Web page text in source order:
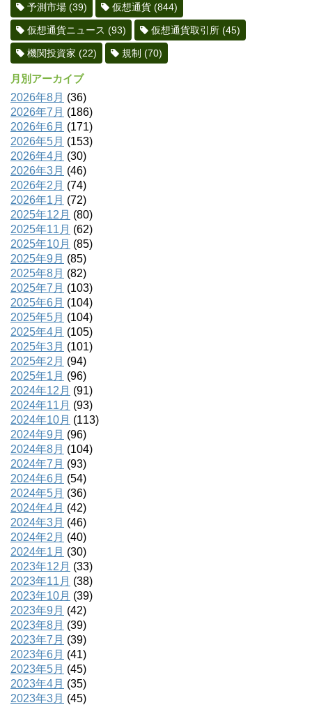
予測市場 (39) 仮想通貨 (844)
仮想通貨ニュース (93) 仮想通貨取引所 (45)
機関投資家 (22) 規制 (70)
月別アーカイブ
2026年8月 (36)
2026年7月 (186)
2026年6月 (171)
2026年5月 (153)
2026年4月 (30)
2026年3月 (46)
2026年2月 (74)
2026年1月 (72)
2025年12月 (80)
2025年11月 (62)
2025年10月 (85)
2025年9月 (85)
2025年8月 (82)
2025年7月 (103)
2025年6月 (104)
2025年5月 (104)
2025年4月 (105)
2025年3月 (101)
2025年2月 (94)
2025年1月 (96)
2024年12月 (91)
2024年11月 (93)
2024年10月 (113)
2024年9月 (96)
2024年8月 (104)
2024年7月 (93)
2024年6月 (54)
2024年5月 (36)
2024年4月 (42)
2024年3月 (46)
2024年2月 (40)
2024年1月 (30)
2023年12月 (33)
2023年11月 (38)
2023年10月 (39)
2023年9月 (42)
2023年8月 (39)
2023年7月 (39)
2023年6月 (41)
2023年5月 (45)
2023年4月 (35)
2023年3月 (45)